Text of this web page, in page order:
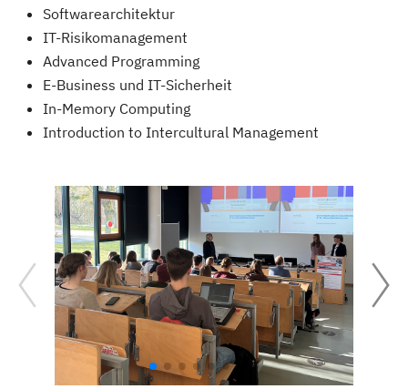
Softwarearchitektur
IT-Risikomanagement
Advanced Programming
E-Business und IT-Sicherheit
In-Memory Computing
Introduction to Intercultural Management